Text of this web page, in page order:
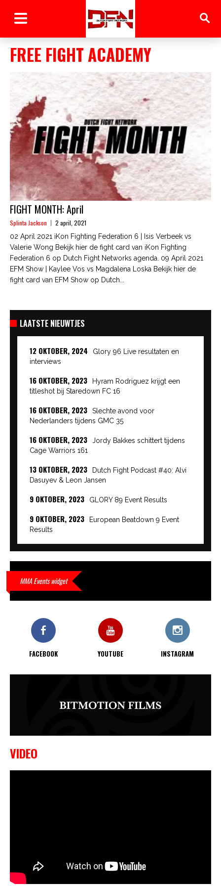
FREE FIGHT ACADEMY
FIGHT MONTH: April
Splinta Jackson 2 april, 2021
02 April 2021 iKon Fighting Federation 6 | Isis Verbeek vs
Valerie Wong Bekijk hier de fight card van iKon Fighting
Federation 6 op Dutch Fight Networks agenda. 09 April 2021
EFM Show | Kaylee Vos vs Magdalena Loska Bekijk hier de
fight card van EFM Show op Dutch...
LAATSTE NIEUWTJES
12 OKTOBER, 2024
Glory 96 Live resultaten en
interviews
16 OKTOBER, 2023
Hyram Rodriguez krijgt een
titleshot bij Staredown FC 16
16 OKTOBER, 2023
Slechte avond voor
Nederlanders tijdens GMC 35
16 OKTOBER, 2023
Jordy Bakkes schittert tijdens
Cage Warriors 161
13 OKTOBER, 2023
Dutch Fight Podcast #40: Alvi
Dasuyev & Leon Jansen
9 OKTOBER, 2023 GLORY 89 Event Results
9 OKTOBER, 2023
European Beatdown 9 Event
Results
9 OKTOBER, 2023
waar hij van gemaakt is…
KO bij CWA Lowlands 7
MMA Events widget
FACEBOOK YOUTUBE INSTAGRAM
VIDEO